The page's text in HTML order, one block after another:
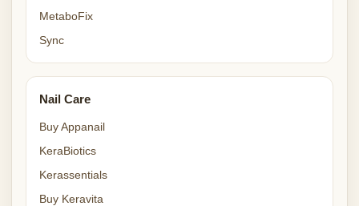
MetaboFix
Sync
Nail Care
Buy Appanail
KeraBiotics
Kerassentials
Buy Keravita